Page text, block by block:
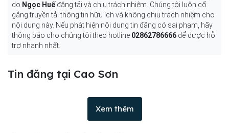
do Ngọc Huế đăng tải và chịu trách nhiệm. Chúng tôi luôn cố
gắng truyền tải thông tin hữu ích và không chịu trách nhiệm cho
nội dung này. Nếu phát hiện nội dung tin đăng có sai phạm, hãy
thông báo cho chúng tôi theo hotline 02862786666 để được hỗ
trợ nhanh nhất.
Tin đăng tại Cao Sơn
Xem thêm